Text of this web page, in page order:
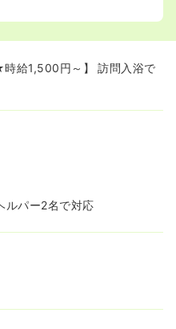
時給1,500円～】 訪問入浴で
ルパー2名で対応